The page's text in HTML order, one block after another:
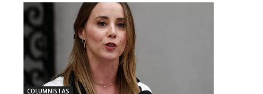
COLUMNISTAS